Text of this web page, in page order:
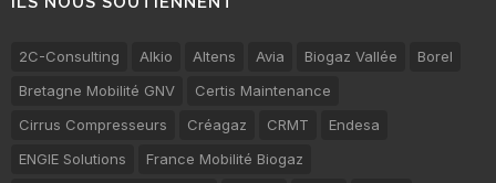
2C-Consulting Alkio Altens Avia Biogaz Vallée
Borel
Bretagne Mobilité GNV
Certis Maintenance
Cirrus Compresseurs
Créagaz CRMT
Endesa
ENGIE Solutions
France Mobilité Biogaz